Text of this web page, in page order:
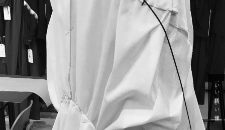
「いい年齢 いい洋服」